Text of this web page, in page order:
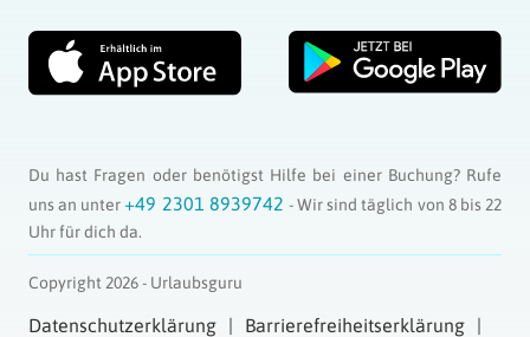
Du hast Fragen oder benötigst Hilfe bei einer Buchung? Rufe
uns an unter+49 2301 8939742 - Wir sind täglich von 8 bis 22
Uhr für dich da.
Copyright 2026 - Urlaubsguru
Datenschutzerklärung Barrierefreiheitserklärung